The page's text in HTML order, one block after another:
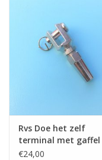
Rvs Doe het zelf
terminal met gaffel
AISI-316
€24,00